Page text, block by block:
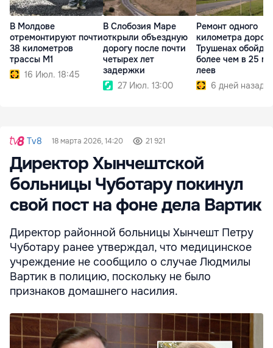
В Молдове
отремонтируют почти
38 километров
трассы M1
16 Июл. 18:45
В Слобозия Маре
открыли объездную
дорогу после почти
четырех лет
задержки
27 Июл. 13:00
Ремонт одного
километра
Трушенах
более чем в 25
леев
6 дней назад
Tv8 18 марта 2026, 14:20 21 921
Директор Хынчештской
больницы Чуботару покинул
свой пост на фоне дела Вартик
Директор районной больницы Хынчешт Петру
Чуботару ранее утверждал, что медицинское
учреждение не сообщило о случае Людмилы
Вартик в полицию, поскольку не было
признаков домашнего насилия.